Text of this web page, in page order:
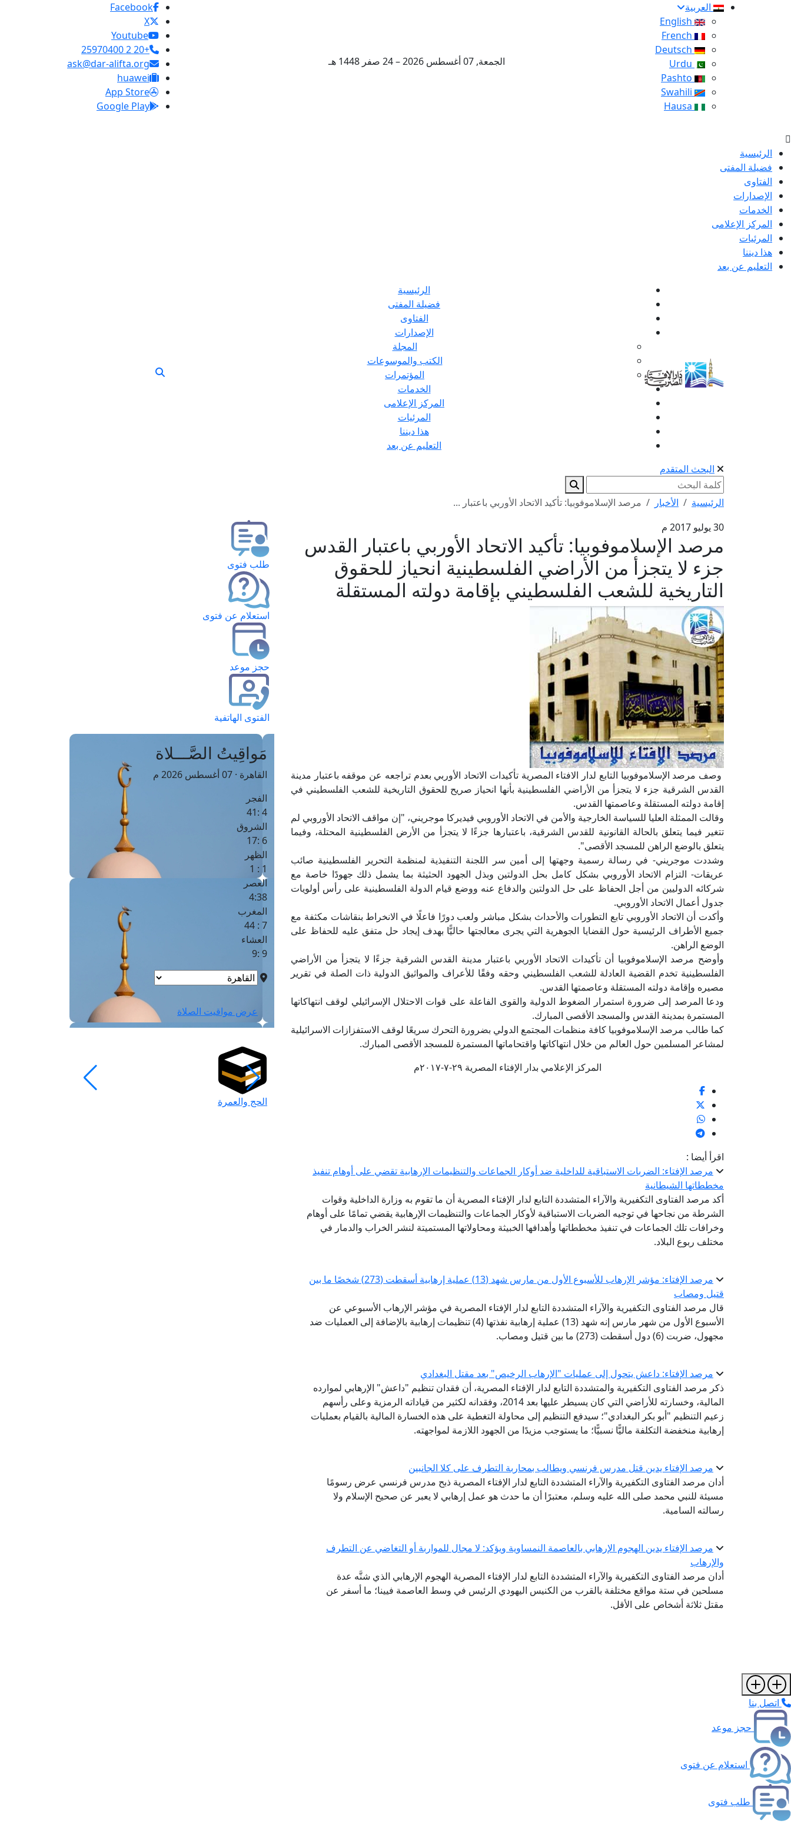
العربية
الجمعة, 07 أغسطس 2026 – 24 صفر 1448 هـ
Facebook
X
Youtube
+20 2 25970400
ask@dar-alifta.org
huawei
App Store
Google Play
الرئيسية
فضيلة المفتى
الفتاوى
الإصدارات
الخدمات
المركز الإعلامى
المرئيات
هذا ديننا
التعليم عن بعد
الرئيسية
فضيلة المفتى
الفتاوى
الإصدارات
المجلة
الكتب والموسوعات
المؤتمرات
الخدمات
المركز الإعلامى
المرئيات
هذا ديننا
التعليم عن بعد
البحث المتقدم
الرئيسية الأخبار
مرصد الإسلاموفوبيا: تأكيد الاتحاد الأوربي باعتبار ...
30 يوليو 2017 م
مرصد الإسلاموفوبيا: تأكيد الاتحاد الأوربي باعتبار القدس
جزء لا يتجزأ من الأراضي الفلسطينية انحياز للحقوق
التاريخية للشعب الفلسطيني بإقامة دولته المستقلة
وصف مرصد الإسلاموفوبيا التابع لدار الافتاء المصرية تأكيدات الاتحاد الأوربي بعدم تراجعه عن موقفه باعتبار مدينة
القدس الشرقية جزء لا يتجزأ من الأراضي الفلسطينية بأنها انحياز صريح للحقوق التاريخية للشعب الفلسطيني في
إقامة دولته المستقلة وعاصمتها القدس.
وقالت الممثلة العليا للسياسة الخارجية والأمن في الاتحاد الأوروبي فيديركا موجريني، "إن مواقف الاتحاد الأوروبي لم
تتغير فيما يتعلق بالحالة القانونية للقدس الشرقية، باعتبارها جزءًا لا يتجزأ من الأرض الفلسطينية المحتلة، وفيما
يتعلق بالوضع الراهن للمسجد الأقصى".
وشددت موجريني- في رسالة رسمية وجهتها إلى أمين سر اللجنة التنفيذية لمنظمة التحرير الفلسطينية صائب
عريقات- التزام الاتحاد الأوروبي بشكل كامل بحل الدولتين وبذل الجهود الحثيثة بما يشمل ذلك جهودًا خاصة مع
شركائه الدوليين من أجل الحفاظ على حل الدولتين والدفاع عنه ووضع قيام الدولة الفلسطينية على رأس أولويات
جدول أعمال الاتحاد الأوروبي.
وأكدت أن الاتحاد الأوروبي تابع التطورات والأحداث بشكل مباشر ولعب دورًا فاعلًا في الانخراط بنقاشات مكثفة مع
جميع الأطراف الرئيسية حول القضايا الجوهرية التي يجرى معالجتها حاليًّا بهدف إيجاد حل متفق عليه للحفاظ على
الوضع الراهن.
وأوضح مرصد الإسلاموفوبيا أن تأكيدات الاتحاد الأوربي باعتبار مدينة القدس الشرقية جزءًا لا يتجزأ من الأراضي
الفلسطينية تخدم القضية العادلة للشعب الفلسطيني وحقه وفقًا للأعراف والمواثيق الدولية ذات الصلة في تقرير
مصيره وإقامة دولته المستقلة وعاصمتها القدس.
ودعا المرصد إلى ضرورة استمرار الضغوط الدولية والقوى الفاعلة على قوات الاحتلال الإسرائيلي لوقف انتهاكاتها
المستمرة بمدينة القدس والمسجد الأقصى المبارك.
كما طالب مرصد الإسلاموفوبيا كافة منظمات المجتمع الدولي بضرورة التحرك سريعًا لوقف الاستفزازات الاسرائيلية
لمشاعر المسلمين حول العالم من خلال انتهاكاتها واقتحاماتها المستمرة للمسجد الأقصى المبارك.
المركز الإعلامي بدار الإفتاء المصرية ٢٩-٧-٢٠١٧م
اقرأ أيضا :
مرصد الإفتاء: الضربات الاستباقية للداخلية ضد أوكار الجماعات والتنظيمات الإرهابية تقضي على أوهام تنفيذ
مخططاتها الشيطانية
أكد مرصد الفتاوى التكفيرية والآراء المتشددة التابع لدار الإفتاء المصرية أن ما تقوم به وزارة الداخلية وقوات
الشرطة من نجاحها في توجيه الضربات الاستباقية لأوكار الجماعات والتنظيمات الإرهابية يقضي تمامًا على أوهام
وخرافات تلك الجماعات في تنفيذ مخططاتها وأهدافها الخبيثة ومحاولاتها المستميتة لنشر الخراب والدمار في
مختلف ربوع البلاد.
مرصد الإفتاء: مؤشر الإرهاب للأسبوع الأول من مارس شهد (13) عملية إرهابية أسقطت (273) شخصًا ما بين
قتيل ومصاب
قال مرصد الفتاوى التكفيرية والآراء المتشددة التابع لدار الإفتاء المصرية في مؤشر الإرهاب الأسبوعي عن
الأسبوع الأول من شهر مارس إنه شهد (13) عملية إرهابية نفذتها (4) تنظيمات إرهابية بالإضافة إلى العمليات ضد
مجهول، ضربت (6) دول أسقطت (273) ما بين قتيل ومصاب.
مرصد الإفتاء: داعش يتحول إلى عمليات "الإرهاب الرخيص" بعد مقتل البغدادي
ذكر مرصد الفتاوى التكفيرية والمتشددة التابع لدار الإفتاء المصرية، أن فقدان تنظيم "داعش" الإرهابي لموارده
المالية، وخسارته للأراضي التي كان يسيطر عليها بعد 2014، وفقدانه لكثير من قياداته الرمزية وعلى رأسهم
زعيم التنظيم "أبو بكر البغدادي"؛ سيدفع التنظيم إلى محاولة التغطية على هذه الخسارة المالية بالقيام بعمليات
إرهابية منخفضة التكلفة ماليًّا نسبيًّا؛ ما يستوجب مزيدًا من الجهود اللازمة لمواجهته.
مرصد الإفتاء يدين قتل مدرس فرنسي ويطالب بمحاربة التطرف على كلا الجانبين
أدان مرصد الفتاوى التكفيرية والآراء المتشددة التابع لدار الإفتاء المصرية ذبح مدرس فرنسي عرض رسومًا
مسيئة للنبي محمد صلى الله عليه وسلم، معتبرًا أن ما حدث هو عمل إرهابي لا يعبر عن صحيح الإسلام ولا
رسالته السامية.
مرصد الإفتاء يدين الهجوم الإرهابي بالعاصمة النمساوية ويؤكد: لا مجال للمواربة أو التغاضي عن التطرف
والإرهاب
أدان مرصد الفتاوى التكفيرية والآراء المتشددة التابع لدار الإفتاء المصرية الهجوم الإرهابي الذي شنَّه عدة
مسلحين في ستة مواقع مختلفة بالقرب من الكنيس اليهودي الرئيس في وسط العاصمة فيينا؛ ما أسفر عن
مقتل ثلاثة أشخاص على الأقل.
طلب فتوى
استعلام عن فتوى
حجز موعد
الفتوى الهاتفية
مَواقِيتُ الصَّـــلاة
القاهرة · 07 أغسطس 2026 م
الفجر
4 :41
الشروق
6 :17
الظهر
1 : 1
العصر
4:38
المغرب
7 : 44
العشاء
9 :9
عرض مواقيت الصلاة
الحج والعمرة
اتصل بنا
حجز موعد
استعلام عن فتوى
طلب فتوى